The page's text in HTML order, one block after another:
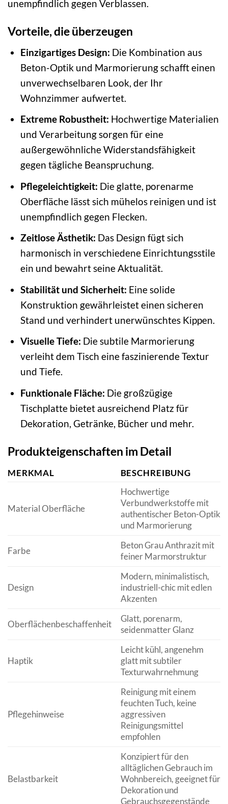
unempfindlich gegen Verblassen.
Vorteile, die überzeugen
Einzigartiges Design: Die Kombination aus
Beton-Optik und Marmorierung schafft einen
unverwechselbaren Look, der Ihr
Wohnzimmer aufwertet.
Extreme Robustheit: Hochwertige Materialien
und Verarbeitung sorgen für eine
außergewöhnliche Widerstandsfähigkeit
gegen tägliche Beanspruchung.
Pflegeleichtigkeit: Die glatte, porenarme
Oberfläche lässt sich mühelos reinigen und ist
unempfindlich gegen Flecken.
Zeitlose Ästhetik: Das Design fügt sich
harmonisch in verschiedene Einrichtungsstile
ein und bewahrt seine Aktualität.
Stabilität und Sicherheit: Eine solide
Konstruktion gewährleistet einen sicheren
Stand und verhindert unerwünschtes Kippen.
Visuelle Tiefe: Die subtile Marmorierung
verleiht dem Tisch eine faszinierende Textur
und Tiefe.
Funktionale Fläche: Die großzügige
Tischplatte bietet ausreichend Platz für
Dekoration, Getränke, Bücher und mehr.
Produkteigenschaften im Detail
MERKMAL BESCHREIBUNG
Material Oberfläche
Hochwertige
Verbundwerkstoffe mit
authentischer Beton-Optik
und Marmorierung
Farbe
Beton Grau Anthrazit mit
feiner Marmorstruktur
Design
Modern, minimalistisch,
industriell-chic mit edlen
Akzenten
Oberflächenbeschaffenheit
Glatt, porenarm,
seidenmatter Glanz
Haptik
Leicht kühl, angenehm
glatt mit subtiler
Texturwahrnehmung
Pflegehinweise
Reinigung mit einem
feuchten Tuch, keine
aggressiven
Reinigungsmittel
empfohlen
Belastbarkeit
Konzipiert für den
alltäglichen Gebrauch im
Wohnbereich, geeignet für
Dekoration und
Gebrauchsgegenstände